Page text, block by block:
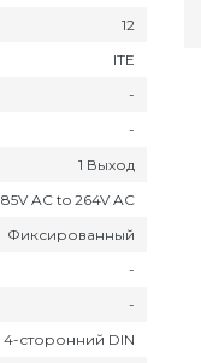
12
ITE
-
-
1 Выход
85V AC to 264V AC
Фиксированный
-
-
4-сторонний DIN